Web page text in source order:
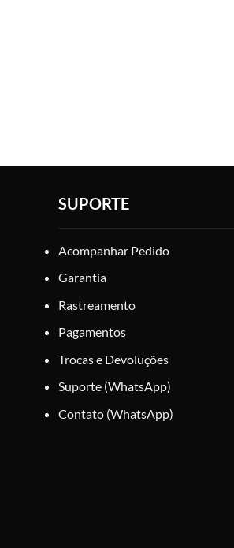
SUPORTE
Acompanhar Pedido
Garantia
Rastreamento
Pagamentos
Trocas e Devoluções
Suporte (WhatsApp)
Contato (WhatsApp)